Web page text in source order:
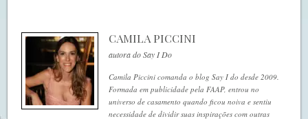
CAMILA PICCINI
autora do Say I Do
Camila Piccini comanda o blog Say I do desde 2009.
Formada em publicidade pela FAAP, entrou no
universo de casamento quando ficou noiva e sentiu
necessidade de dividir suas inspirações com outras